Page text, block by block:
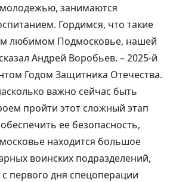
занимаются
Гордимся, что такие
любимом Подмосковье, нашей
Андрей Воробьев. – 2025-й
Годом Защитника Отечества.
важно сейчас быть
пройти этот сложный этап
ее безопасность,
находится большое
воинских подразделений,
первого дня спецоперации